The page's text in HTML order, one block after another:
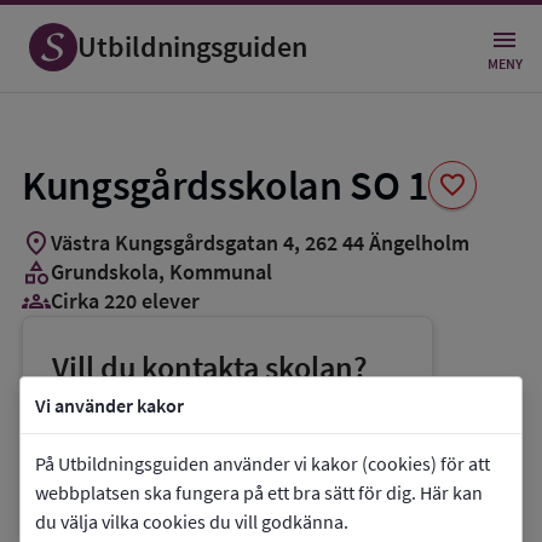
Vi använder kakor
På Utbildningsguiden använder vi kakor (cookies) för att
webbplatsen ska fungera på ett bra sätt för dig. Här kan
du välja vilka cookies du vill godkänna.
Utbildningsguiden MENY
Kungsgårdsskolan SO 1 favorite
Spara
som
favorit
location_onVästra Kungsgårdsgatan 4, 26244Ängelholm
categoryGrundskola, Kommunal
groups_3Cirka 220 elever
Vill du kontakta skolan?
phoneTelefon:0431-468320
E-post: expkuro@engelholm.se
link Webbplats:Kungsgårdsskolan SO 1